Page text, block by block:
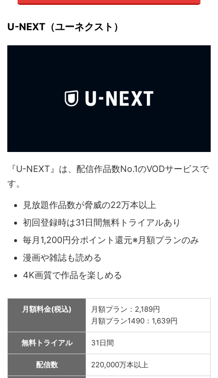
U-NEXT（ユーネクスト）
『U-NEXT』は、配信作品数No.1のVODサービスで
す。
見放題作品数が脅威の22万本以上
初回登録時は31日間無料トライアルあり
毎月1,200円分ポイント還元※月額プランのみ
漫画や雑誌も読める
4K画質で作品を楽しめる
月額料金(税込)
月額プラン：2,189円
月額プラン1490：1,639円
無料トライアル 31日間
配信数 220,000万本以上